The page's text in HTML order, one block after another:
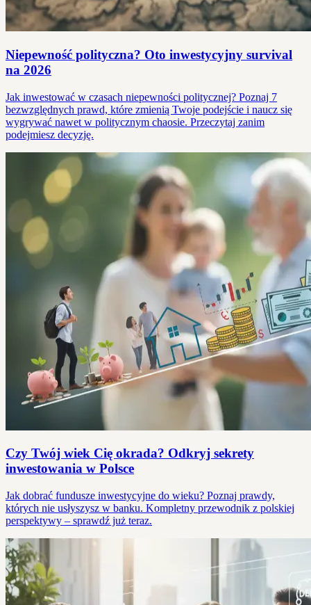
Niepewność polityczna? Oto inwestycyjny survival
na 2026
Jak inwestować w czasach niepewności politycznej? Poznaj 7
bezwzględnych prawd, które zmienią Twoje podejście i naucz się
wygrywać nawet w politycznym chaosie. Przeczytaj zanim
podejmiesz decyzję.
Czy Twój wiek Cię okrada? Odkryj sekrety
inwestowania w Polsce
Jak dobrać fundusze inwestycyjne do wieku? Poznaj prawdy,
których nie usłyszysz w banku. Kompletny przewodnik z polskiej
perspektywy – sprawdź już teraz.